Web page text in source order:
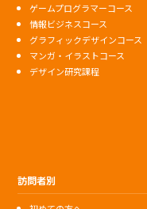
ゲームプログラマーコース
情報ビジネスコース
グラフィックデザインコース
マンガ・イラストコース
デザイン研究課程
訪問者別